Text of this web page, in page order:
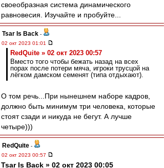
своеобразная система динамического
равновесия. Изучайте и пробуйте...
Tsar Is Back -
02 окт 2023 01:01
RedQuite » 02 окт 2023 00:57
Вместо того чтобы бежать назад на всех
порах после потери мяча, игроки трусцой на
лёгком дамском семенят (типа отдыхают).
О том речь...При нынешнем наборе кадров,
должно быть минимум три человека, которые
стоят сзади и никуда не бегут. А лучше
четыре)))
RedQuite -
02 окт 2023 00:57
Tsar Is Back » 02 окт 2023 00:05